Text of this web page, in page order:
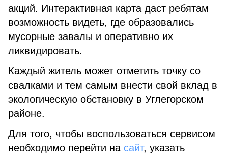
акций. Интерактивная карта даст ребятам
возможность видеть, где образовались
мусорные завалы и оперативно их
ликвидировать.
Каждый житель может отметить точку со
свалками и тем самым внести свой вклад в
экологическую обстановку в Углегорском
районе.
Для того, чтобы воспользоваться сервисом
необходимо перейти на сайт, указать